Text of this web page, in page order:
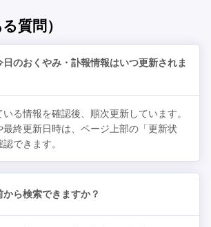
質問）
日のおくやみ・訃報情報はいつ更新されま
る情報を確認後、順次更新しています。
最終更新日時は、ページ上部の「更新状
できます。
から検索できますか？